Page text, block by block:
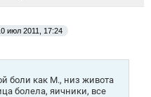
июл 2011, 17:24
боли как М., низ живота
болела, яичники, все